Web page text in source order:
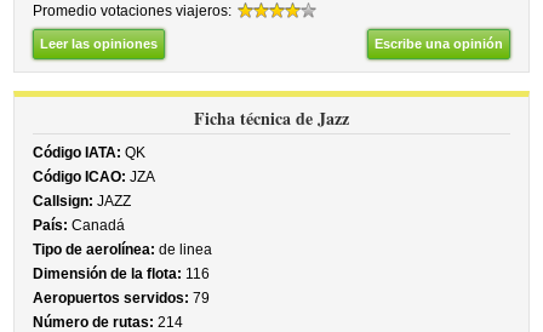
Promedio votaciones viajeros:
Leer las opiniones Escribe una opinión
Ficha técnica de Jazz
Código IATA: QK
Código ICAO: JZA
Callsign: JAZZ
País: Canadá
Tipo de aerolínea: de linea
Dimensión de la flota: 116
Aeropuertos servidos: 79
Número de rutas: 214